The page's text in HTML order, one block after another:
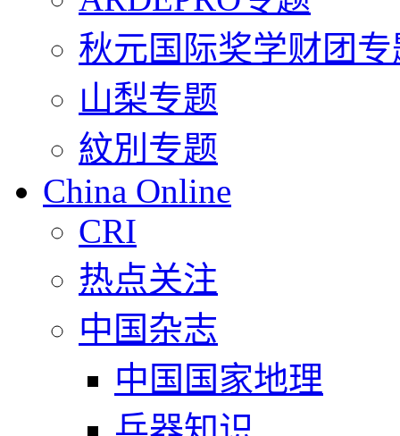
秋元国际奖学财团专
山梨专题
紋別专题
China Online
CRI
热点关注
中国杂志
中国国家地理